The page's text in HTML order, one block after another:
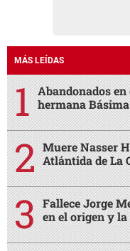
MÁS LEÍDAS
Abandonados
hermana Básima
Muere Nasser
Atlántida de La
Fallece Jorge
en el origen y